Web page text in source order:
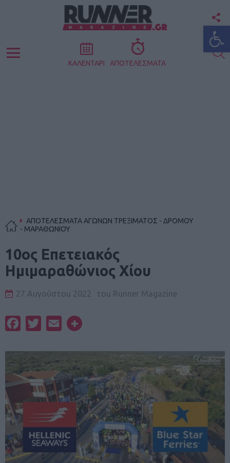
Menu ΚΑΛΕΝΤΑΡΙ ΑΠΟΤΕΛΕΣΜΑΤΑ
ΑΠΟΤΕΛΕΣΜΑΤΑ ΑΓΩΝΩΝ ΤΡΕΞΙΜΑΤΟΣ - ΔΡΟΜΟΥ
- ΜΑΡΑΘΩΝΙΟΥ
10ος Επετειακός
Ημιμαραθώνιος Χίου
27 Αυγούστου 2022 του Runner Magazine
FacebookTwitterEmail